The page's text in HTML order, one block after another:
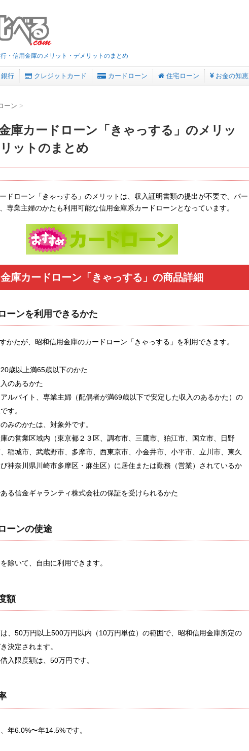
・信用金庫のメリット・デメリットのまとめ
銀行 クレジットカード カードローン 住宅ローン お金の知恵
ーン >
庫カードローン「きゃっする」のメリッ
リットのまとめ
ドローン「きゃっする」のメリットは、収入証明書類の提出が不要で、パー
専業主婦のかたも利用可能な信用金庫系カードローンとなっています。
庫カードローン「きゃっする」の商品詳細
ーンを利用できるかた
かたが、昭和信用金庫のカードローン「きゃっする」を利用できます。
歳以上満65歳以下のかた
のあるかた
ルバイト、専業主婦（配偶者が満69歳以下で安定した収入のあるかた）の
す。
みのかたは、対象外です。
の営業区域内（東京都２３区、調布市、三鷹市、狛江市、国立市、日野
稲城市、武蔵野市、多摩市、西東京市、小金井市、小平市、立川市、東久
神奈川県川崎市多摩区・麻生区）に居住または勤務（営業）されているか
る信金ギャランティ株式会社の保証を受けられるかた
ーンの使途
除いて、自由に利用できます。
額
、50万円以上500万円以内（10万円単位）の範囲で、昭和信用金庫所定の
決定されます。
入限度額は、50万円です。
年6.0%〜年14.5%です。